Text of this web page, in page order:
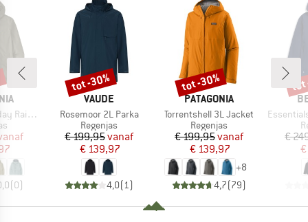
Jacket
prijs
(0)
MERK
VAUDE
Artikel
Rosemoor 2L Parka
Productgroep
Regenjas
Prijs
€ 199,95Verlaagde prijs
vanaf
€ 139,97
4,0( 1)
Korting
tot -30%
MERK
PATAGONIA
Artikel
Torrentshell 3L Jacket
Productgroep
Regenjas
Prijs
€ 199,95Verlaagde prijs
vanaf
€ 139,97
+8
4,7(79)
Korting
tot -30%
Artikel
Essentials
€
tot